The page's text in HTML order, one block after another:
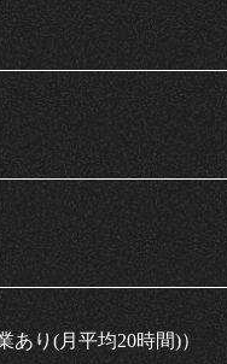
あり(月平均20時間)）